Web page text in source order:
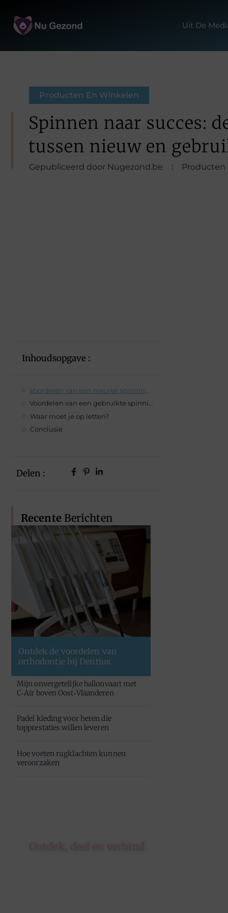
Uit De
Producten En Winkelen
Spinnen naar succes:
tussen nieuw en
Gepubliceerd door Nugezond.be Producten
Inhoudsopgave :
Voordelen van een gebruikte spinningbike
Waar moet je op letten?
Conclusie
Delen :
Recente Berichten
Ontdek de voordelen van
orthodontie bij Dentius
Mijn onvergetelijke ballonvaart met
C‑Air boven Oost‑Vlaanderen
Padel kleding voor heren die
topprestaties willen leveren
Hoe voeten rugklachten kunnen
veroorzaken